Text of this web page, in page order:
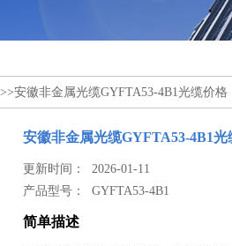
>>安徽非金属光缆GYFTA53-4B1光缆价格
安徽非金属光缆GYFTA53-4B1光
更新时间： 2026-01-11
产品型号：GYFTA53-4B1
简单描述